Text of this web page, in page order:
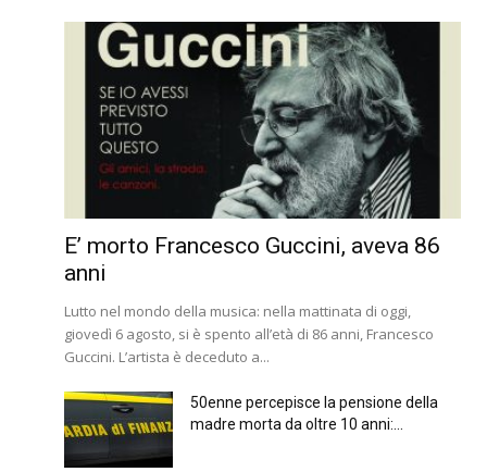
E’ morto Francesco Guccini, aveva 86
anni
Lutto nel mondo della musica: nella mattinata di oggi,
giovedì 6 agosto, si è spento all’età di 86 anni, Francesco
Guccini. L’artista è deceduto a...
50enne percepisce la pensione della
madre morta da oltre 10 anni:...